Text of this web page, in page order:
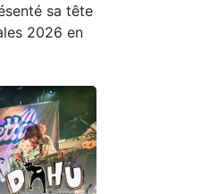
sa tête
2026 en